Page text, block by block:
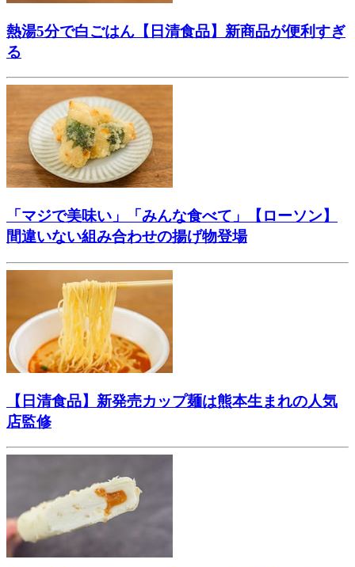
熱湯5分で白ごはん【日清食品】新商品が便利すぎ
る
「マジで美味い」「みんな食べて」【ローソン】
間違いない組み合わせの揚げ物登場
【日清食品】新発売カップ麺は熊本生まれの人気
店監修